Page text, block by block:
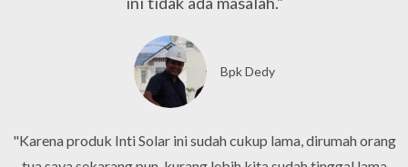
Bpk Dedy
"Karena produk Inti Solar ini sudah cukup lama, dirumah orang